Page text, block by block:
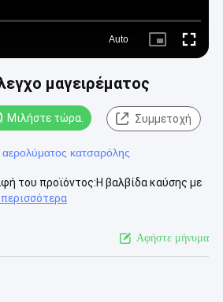
Auto
Picture- Fullscreen
μαγειρέματος
Μιλήστε τώρα. Συμμετοχή
αερολύματος κατσαρόλης
του προϊόντος:Η βαλβίδα καύσης με
Αφήστε μήνυμα